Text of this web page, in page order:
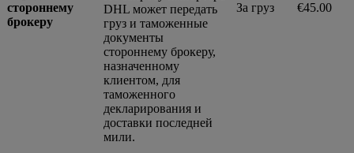
стороннему
брокеру
DHL может передать
груз и таможенные
документы
стороннему брокеру,
назначенному
клиентом, для
таможенного
декларирования и
доставки последней
мили.
За груз €45.00